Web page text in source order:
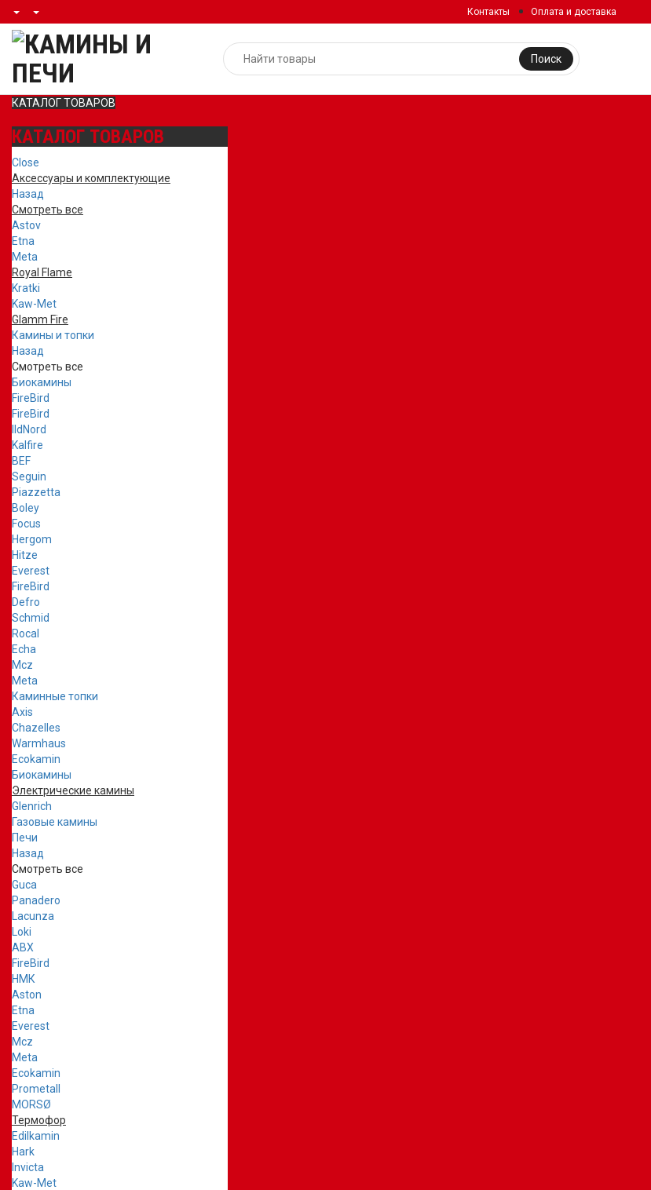
Контакты Оплата и доставка
Поиск
КАТАЛОГ ТОВАРОВ
КАТАЛОГ ТОВАРОВ
Close
Аксессуары и комплектующие
Назад
Смотреть все
Astov
Etna
Meta
Royal Flame
Kratki
Kaw-Met
Glamm Fire
Камины и топки
Назад
Смотреть все
Биокамины
FireBird
FireBird
IldNord
Kalfire
BEF
Seguin
Piazzetta
Boley
Focus
Hergom
Hitze
Everest
FireBird
Defro
Schmid
Rocal
Echa
Mcz
Meta
Каминные топки
Axis
Chazelles
Warmhaus
Ecokamin
Биокамины
Электрические камины
Glenrich
Газовые камины
Печи
Назад
Смотреть все
Guca
Panadero
Lacunza
Loki
ABX
FireBird
НМК
Aston
Etna
Everest
Mcz
Meta
Ecokamin
Prometall
MORSØ
Термофор
Edilkamin
Hark
Invicta
Kaw-Met